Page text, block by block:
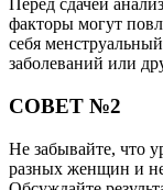
Перед сдачей
факторы могут
себя
заболеваний или
СОВЕТ №2
Не забывайте, что
разных женщин и не